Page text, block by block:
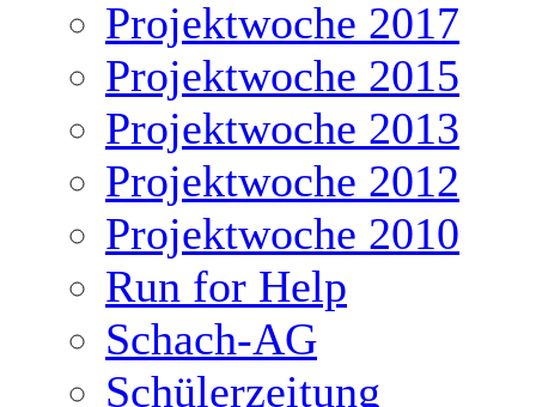
Projektwoche 2017
Projektwoche 2015
Projektwoche 2013
Projektwoche 2012
Projektwoche 2010
Run for Help
Schach-AG
Schülerzeitung